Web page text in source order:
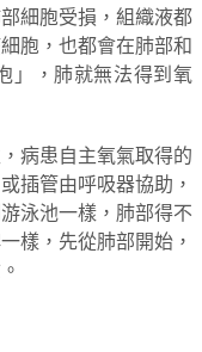
細胞受損，組織液都
胞，也都會在肺部和
」，肺就無法得到氧
病患自主氧氣取得的
插管由呼吸器協助，
泳池一樣，肺部得不
樣，先從肺部開始，